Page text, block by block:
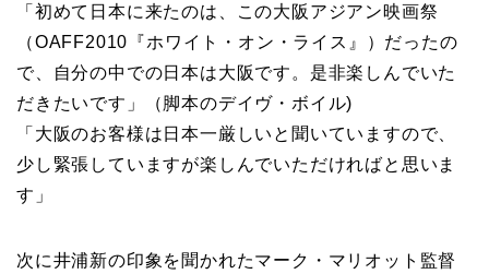
「初めて日本に来たのは、この大阪アジアン映画祭
（OAFF2010『ホワイト・オン・ライス』）だったの
で、自分の中での日本は大阪です。是非楽しんでいた
だきたいです」（脚本のデイヴ・ボイル)
「大阪のお客様は日本一厳しいと聞いていますので、
少し緊張していますが楽しんでいただければと思いま
す」
次に井浦新の印象を聞かれたマーク・マリオット監督